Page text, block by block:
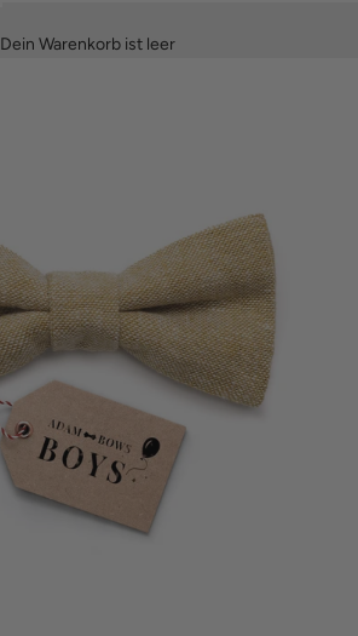
Dein Warenkorb ist leer